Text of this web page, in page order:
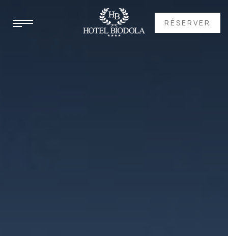
RÉSERVER